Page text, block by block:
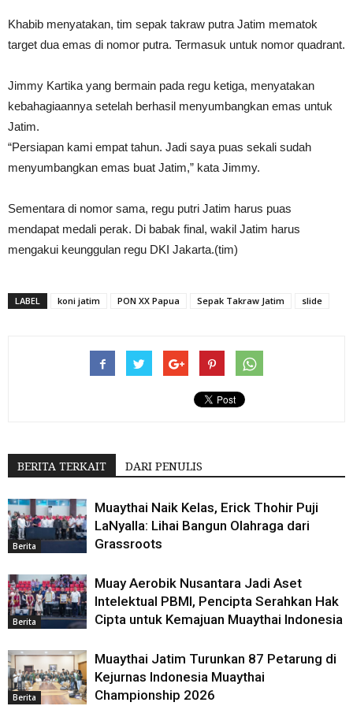
Khabib menyatakan, tim sepak takraw putra Jatim mematok
target dua emas di nomor putra. Termasuk untuk nomor quadrant.
Jimmy Kartika yang bermain pada regu ketiga, menyatakan
kebahagiaannya setelah berhasil menyumbangkan emas untuk
Jatim.
“Persiapan kami empat tahun. Jadi saya puas sekali sudah
menyumbangkan emas buat Jatim,” kata Jimmy.
Sementara di nomor sama, regu putri Jatim harus puas
mendapat medali perak. Di babak final, wakil Jatim harus
mengakui keunggulan regu DKI Jakarta.(tim)
LABEL koni jatim PON XX Papua Sepak Takraw Jatim slide
BERITA TERKAIT DARI PENULIS
Berita
Muaythai Naik Kelas, Erick Thohir Puji
LaNyalla: Lihai Bangun Olahraga dari
Grassroots
Berita
Muay Aerobik Nusantara Jadi Aset
Intelektual PBMI, Pencipta Serahkan Hak
Cipta untuk Kemajuan Muaythai Indonesia
Berita
Muaythai Jatim Turunkan 87 Petarung di
Kejurnas Indonesia Muaythai
Championship 2026